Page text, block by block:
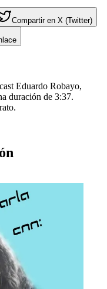
Compartir en X (Twitter)
Eduardo Robayo,
duración de 3:37.